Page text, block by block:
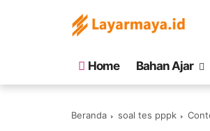
Home Bahan Ajar
Beranda soal tes pppk